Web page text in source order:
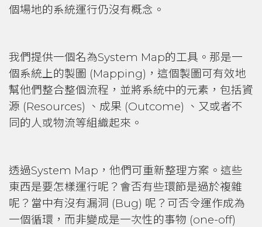
個場地的系統運行仍沒有概念。
我們提供一個名為System Map的工具。那是一
個系統上的製圖 (Mapping)，這個製圖可有效地
幫他們整合整個流程，並將系統中的元素，包括資
源 (Resources) 、成果 (Outcome) 、又或者不
同的人或物流等組織起來。
透過System Map，他們可重新整理方案。這些
東西是要怎樣運行呢？會否有些環節是過於複雜
呢？當中有沒有漏洞 (Bug) 呢？可否令運作成為
一個循環，而非變成是一次性的事物 (one-off)